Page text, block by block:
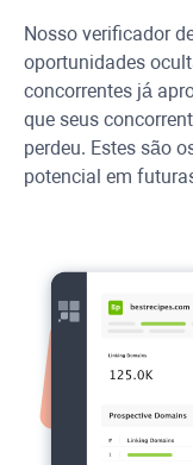
Nosso verificador
oportunidades
concorrentes já
que seus
perdeu. Estes são
potencial em